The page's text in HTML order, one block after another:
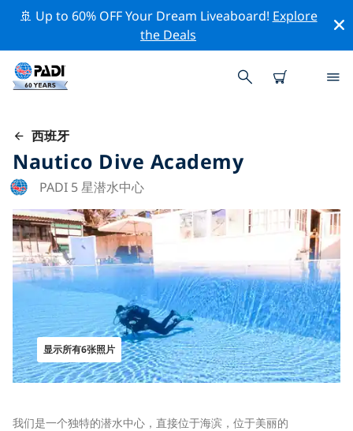
🚢 Up to 60% OFF Your Dream Liveaboard! Explore
the Deals
西班牙
Nautico Dive Academy
PADI 5 星潜水中心
显示所有6张照片
我们是一个独特的潜水中心，直接位于海滨，位于美丽的